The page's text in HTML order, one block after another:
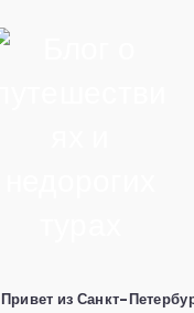
Привет из Санкт-